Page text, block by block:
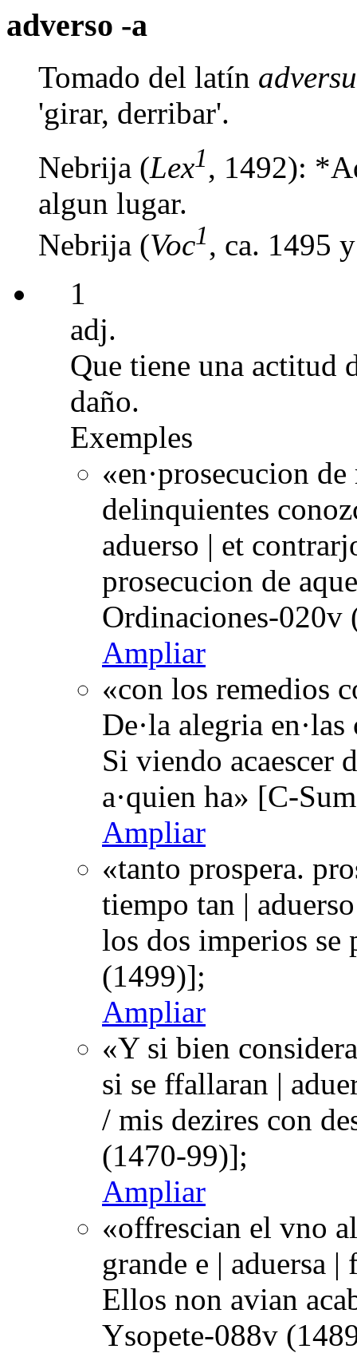
adverso -a
Tomado del latín
'girar, derribar'.
Nebrija (Lex1, 1492):
algun lugar.
Nebrija (Voc1, ca. 1495
1
adj.
Que tiene una actitud
daño.
Exemples
«en·prosecucion
delinquientes
aduerso | et
prosecucion de
Ordinaciones-020v
Ampliar
«con los remedios
De·la alegria
Si viendo acaescer
a·quien ha» [C-
Ampliar
«tanto prospera.
tiempo tan |
los dos imperios
(1499)];
Ampliar
«Y si bien
si se ffallaran |
/ mis dezires con
(1470-99)];
Ampliar
«offrescian el vno
grande e | aduersa
Ellos non avian
Ysopete-088v